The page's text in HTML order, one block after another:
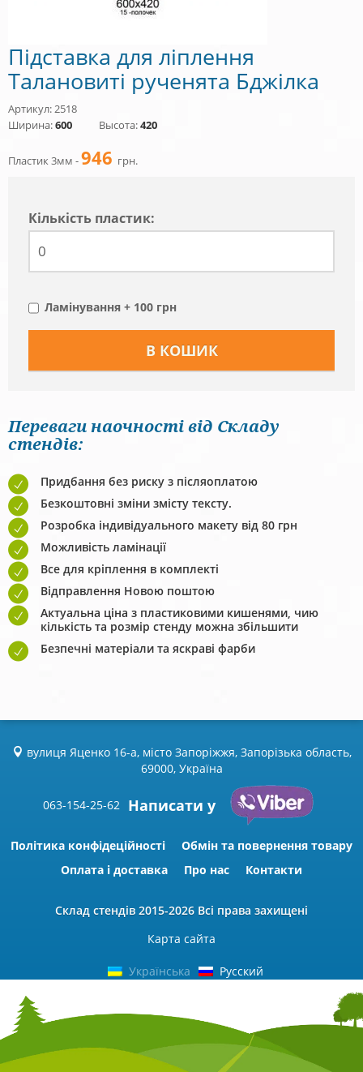
Підставка для ліплення
Талановиті рученята Бджілка
Артикул: 2518
Ширина:600 Высота:420
Пластик 3мм -946 грн.
Кiлькiсть пластик:
Ламінування + 100 грн
Переваги наочності від Складу
стендів:
Придбання без риску з післяоплатою
Безкоштовні зміни змісту тексту.
Розробка індивідуального макету від 80 грн
Можливість ламінації
Все для кріплення в комплекті
Відправлення Новою поштою
Актуальна ціна з пластиковими кишенями, чию
кількість та розмір стенду можна збільшити
Безпечні матеріали та яскраві фарби
вулиця Яценко 16-а, місто Запоріжжя, Запорізька область,
69000, Україна
063-154-25-62 Написати у
Політика конфідеційності
Обмін та повернення товару
Оплата і доставка
Про нас Контакти
Склад стендів 2015-2026 Всі права захищені
Карта сайта
Українська Русский